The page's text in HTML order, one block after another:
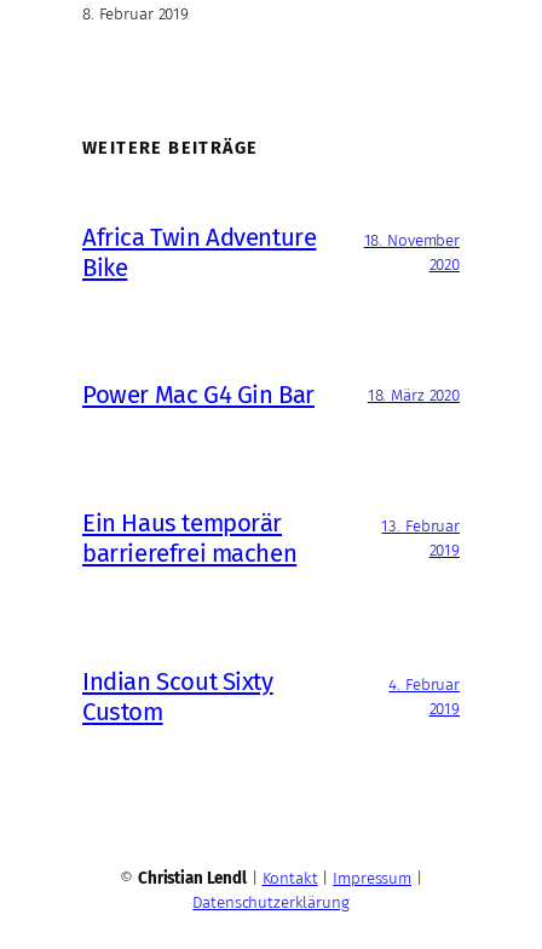
8. Februar 2019
WEITERE BEITRÄGE
Africa Twin Adventure
Bike
18. November
2020
Power Mac G4 Gin Bar 18. März 2020
Ein Haus temporär
barrierefrei machen
13. Februar
2019
Indian Scout Sixty
Custom
4. Februar
2019
© Christian Lendl| Kontakt| Impressum
Datenschutzerklärung